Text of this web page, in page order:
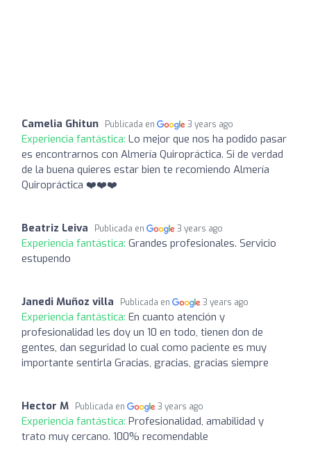
Camelia Ghitun Publicada en 3 years ago
Experiencia fantástica: Lo mejor que nos ha podido pasar
es encontrarnos con Almería Quiropráctica. Si de verdad
de la buena quieres estar bien te recomiendo Almería
Quiropráctica ❤️❤️❤️
Beatriz Leiva Publicada en 3 years ago
Experiencia fantástica: Grandes profesionales. Servicio
estupendo
Janedi Muñoz villa Publicada en 3 years ago
Experiencia fantástica: En cuanto atención y
profesionalidad les doy un 10 en todo, tienen don de
gentes, dan seguridad lo cual como paciente es muy
importante sentirla Gracias, gracias, gracias siempre
Hector M Publicada en 3 years ago
Experiencia fantástica: Profesionalidad, amabilidad y
trato muy cercano. 100% recomendable